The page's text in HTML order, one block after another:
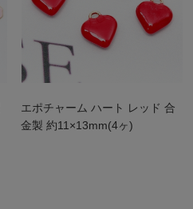
エポチャーム ハート レッド 合
金製 約11×13mm(4ヶ)